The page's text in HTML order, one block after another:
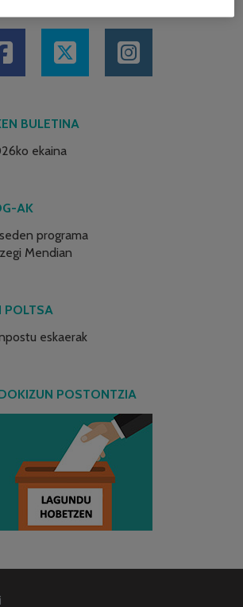
BULETINA
ekaina
AK
programa
Mendian
POLTSA
eskaerak
POSTONTZIA